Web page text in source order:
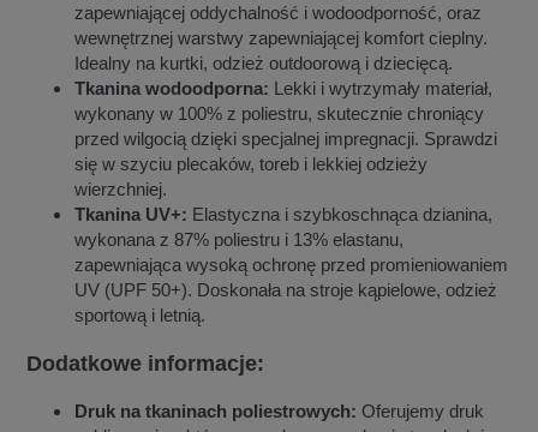
zapewniającej oddychalność i wodoodporność, oraz
wewnętrznej warstwy zapewniającej komfort cieplny.
Idealny na kurtki, odzież outdoorową i dziecięcą.
Tkanina wodoodporna: Lekki i wytrzymały materiał,
wykonany w 100% z poliestru, skutecznie chroniący
przed wilgocią dzięki specjalnej impregnacji. Sprawdzi
się w szyciu plecaków, toreb i lekkiej odzieży
wierzchniej.
Tkanina UV+: Elastyczna i szybkoschnąca dzianina,
wykonana z 87% poliestru i 13% elastanu,
zapewniająca wysoką ochronę przed promieniowaniem
UV (UPF 50+). Doskonała na stroje kąpielowe, odzież
sportową i letnią.
Dodatkowe informacje:
Druk na tkaninach poliestrowych: Oferujemy druk